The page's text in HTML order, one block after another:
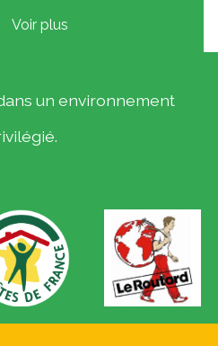
rez de chaussée.
à se prélasser sur les
durée de votre séjour.
Voir plus
un environnement